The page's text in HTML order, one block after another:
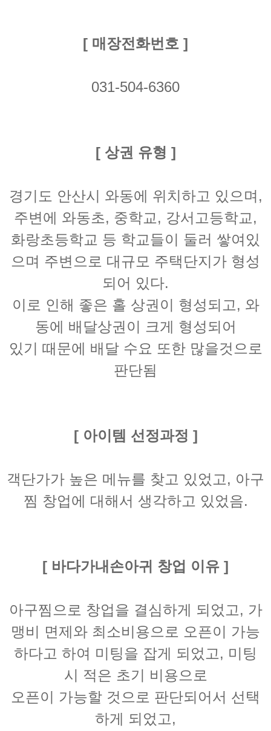
[ 매장전화번호 ]
031-504-6360
[ 상권 유형 ]
경기도 안산시 와동에 위치하고 있으며,
주변에 와동초, 중학교, 강서고등학교,
화랑초등학교 등 학교들이 둘러 쌓여있
으며 주변으로 대규모 주택단지가 형성
되어 있다.
이로 인해 좋은 홀 상권이 형성되고, 와
동에 배달상권이 크게 형성되어
있기 때문에 배달 수요 또한 많을것으로
판단됨
[ 아이템 선정과정 ]
객단가가 높은 메뉴를 찾고 있었고, 아구
찜 창업에 대해서 생각하고 있었음.
[ 바다가내손아귀 창업 이유 ]
아구찜으로 창업을 결심하게 되었고, 가
맹비 면제와 최소비용으로 오픈이 가능
하다고 하여 미팅을 잡게 되었고, 미팅
시 적은 초기 비용으로
오픈이 가능할 것으로 판단되어서 선택
하게 되었고,